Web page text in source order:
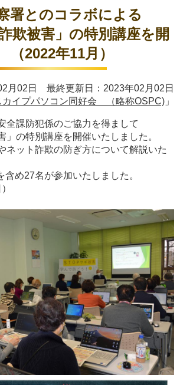
署とのコラボによる
欺被害」の特別講座を開
2022年11月）
月02日 最終更新日：2023年02月02日
カイプパソコン同好会 （略称OSPC) 」
課防犯係のご協力を得まして
」の特別講座を開催いたしました。
ネット詐欺の防ぎ方について解説いた
含め27名が参加いたしました。